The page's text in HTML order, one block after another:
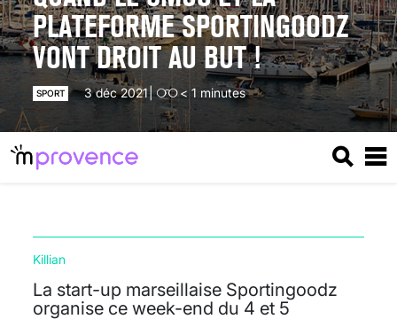
PLATEFORME SPORTINGOODZ
VONT DROIT AU BUT !
SPORT 3 déc 2021 < 1 minutes
La start-up marseillaise Sportingoodz
organise ce week-end du 4 et 5
Killian